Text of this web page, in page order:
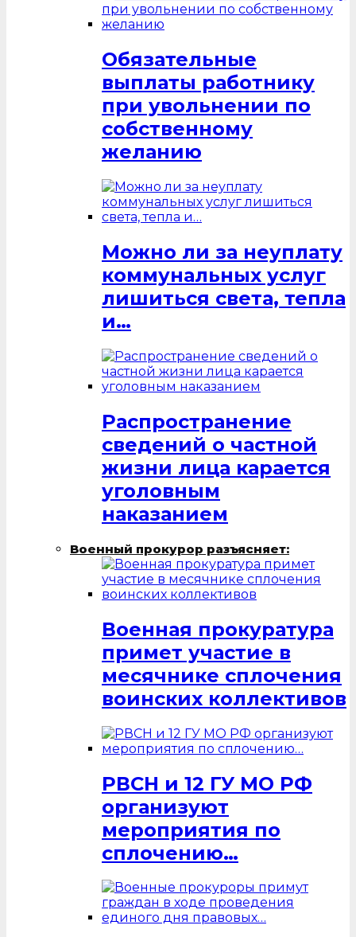
Обязательные
выплаты работнику
при увольнении по
собственному
желанию
Можно ли за неуплату
коммунальных услуг
лишиться света, тепла
и…
Распространение
сведений о частной
жизни лица карается
уголовным
наказанием
Военный прокурор разъясняет:
Военная прокуратура
примет участие в
месячнике сплочения
воинских коллективов
РВСН и 12 ГУ МО РФ
организуют
мероприятия по
сплочению…